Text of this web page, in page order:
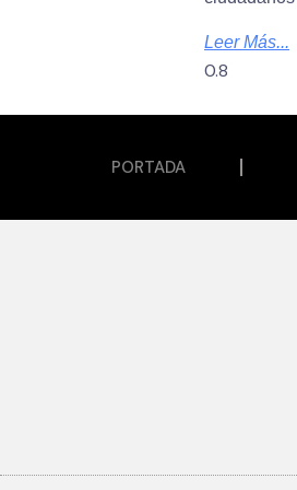
Leer Más...
PORTADA